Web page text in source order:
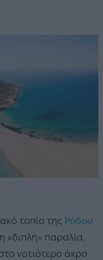
τοπίο της Ρόδου
«διπλή» παραλία,
νοτιότερο άκρο